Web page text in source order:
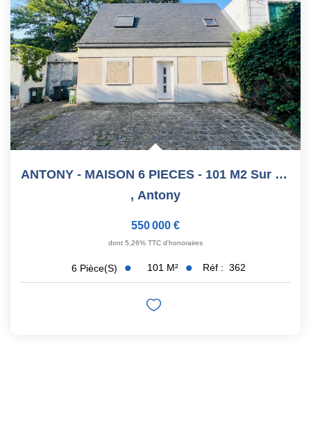
ANTONY - MAISON 6 PIECES - 101 M2 Sur Terrain De 293 M2
, Antony
550 000 €
dont 5,26% TTC d'honoraires
6 Pièce(s) 101 M² Réf : 362